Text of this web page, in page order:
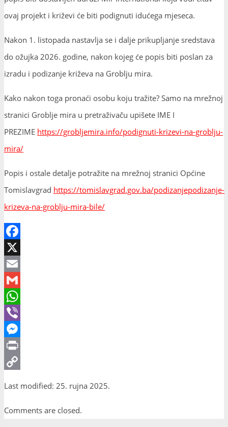
ovaj projekt i križevi će biti podignuti idućega mjeseca.
Nakon 1. listopada nastavlja se i dalje prikupljanje sredstava
do ožujka 2026. godine, nakon kojeg će popis biti poslan za
izradu i podizanje križeva na Groblju mira.
Kako nakon toga pronaći osobu koju tražite? Samo na mrežnoj
stranici Groblje mira u pretraživaču upišete IME I
PREZIME https://grobljemira.info/podignuti-krizevi-na-groblju-
mira/
Popis i ostale detalje potražite na mrežnoj stranici Općine
Tomislavgrad https://tomislavgrad.gov.ba/podizanjepodizanje-
krizeva-na-groblju-mira-bile/
Facebook
X
Email
Gmail
WhatsApp
Viber
Messenger
Print
Last modified: 25. rujna 2025.
Comments are closed.